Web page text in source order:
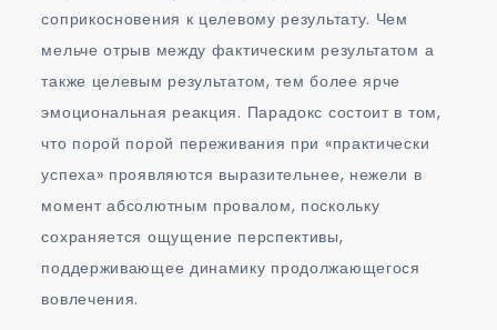
соприкосновения к целевому результату. Чем
мельче отрыв между фактическим результатом а
также целевым результатом, тем более ярче
эмоциональная реакция. Парадокс состоит в том,
что порой порой переживания при «практически
успеха» проявляются выразительнее, нежели в
момент абсолютным провалом, поскольку
сохраняется ощущение перспективы,
поддерживающее динамику продолжающегося
вовлечения.